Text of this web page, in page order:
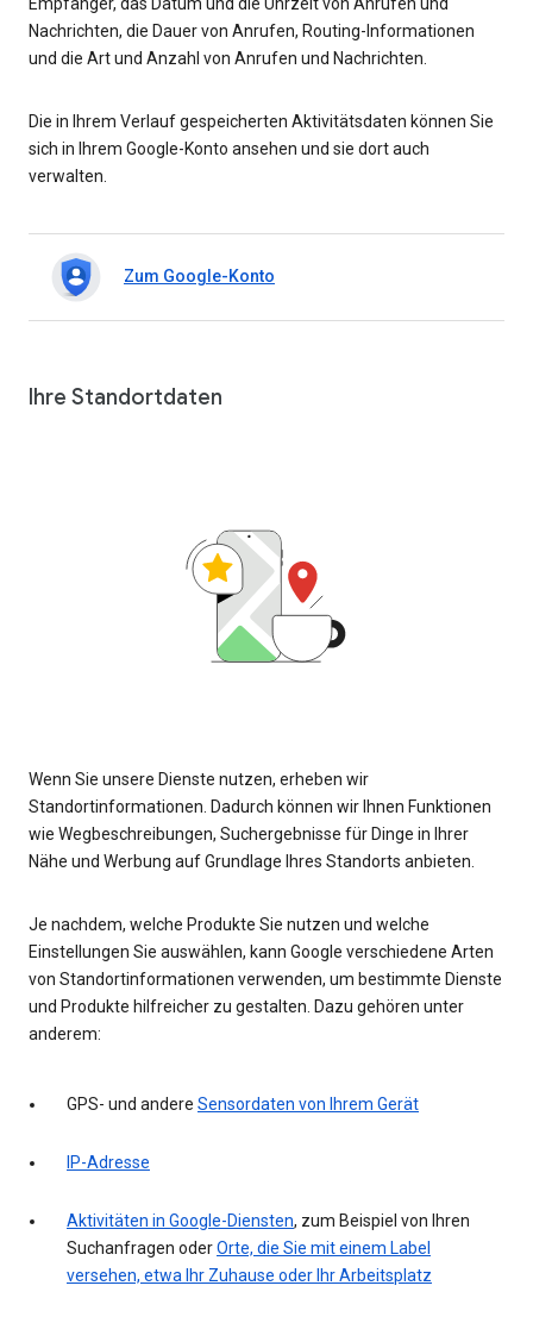
Empfänger, das Datum und die Uhrzeit von Anrufen und
Nachrichten, die Dauer von Anrufen, Routing-Informationen
und die Art und Anzahl von Anrufen und Nachrichten.
Die in Ihrem Verlauf gespeicherten Aktivitätsdaten können Sie
sich in Ihrem Google-Konto ansehen und sie dort auch
verwalten.
Zum Google-Konto
Ihre Standortdaten
Wenn Sie unsere Dienste nutzen, erheben wir
Standortinformationen. Dadurch können wir Ihnen Funktionen
wie Wegbeschreibungen, Suchergebnisse für Dinge in Ihrer
Nähe und Werbung auf Grundlage Ihres Standorts anbieten.
Je nachdem, welche Produkte Sie nutzen und welche
Einstellungen Sie auswählen, kann Google verschiedene Arten
von Standortinformationen verwenden, um bestimmte Dienste
und Produkte hilfreicher zu gestalten. Dazu gehören unter
anderem:
GPS- und andere Sensordaten von Ihrem Gerät
IP-Adresse
Aktivitäten in Google-Diensten, zum Beispiel von Ihren
Suchanfragen oderOrte, die Sie mit einem Label
versehen, etwa Ihr Zuhause oder Ihr Arbeitsplatz